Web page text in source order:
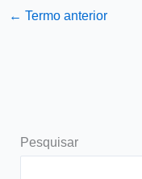
← Termo anterior
Pesquisar